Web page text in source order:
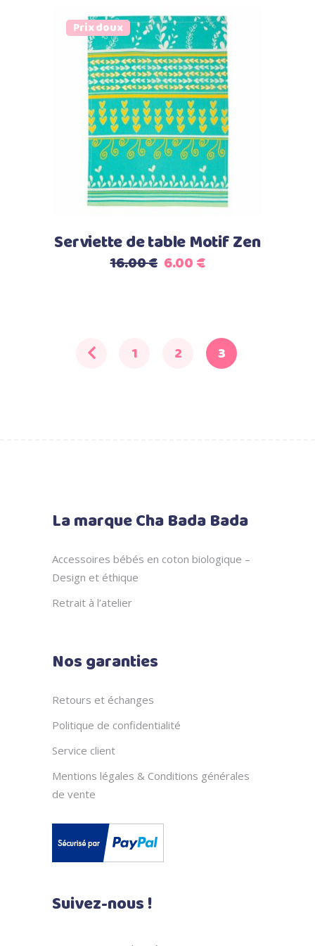
était :
16.00 €.
est :
6.00 €.
Prix doux
Ajouter au panier
Serviette de table Motif Zen
16.00€ Le
16.00 €.
6.00€Le
6.00 €.
1 2 3
La marque Cha Bada Bada
Accessoires bébés en coton biologique –
Design et éthique
Retrait à l’atelier
Nos garanties
Retours et échanges
Politique de confidentialité
Service client
Mentions légales & Conditions générales
de vente
Suivez-nous !